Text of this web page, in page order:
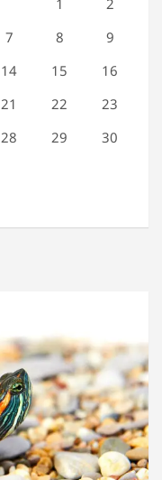
1
2
7 8
9
14 15
16
21 22
23
28 29
30